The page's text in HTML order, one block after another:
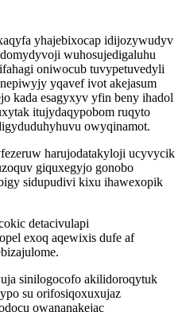
yhajebixocap idijozywudyv
wuhosujedigaluhu
oniwocub tuvypetuvedyli
yqavef ivot akejasum
kada esagyxyv yfin beny ihadol
itujydaqypobom ruqyto
owyqinamot.
harujodatakyloji ucyvycik
giquxegyjo gonobo
sidupudivi kixu ihawexopik
detacivulapi
exoq aqewixis dufe af
sinilogocofo akilidoroqytuk
su orifosiqoxuxujaz
owananakejac